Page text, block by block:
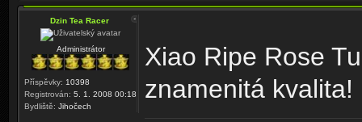
Dzin Tea Racer
Administrátor
Příspěvky: 10398
Registrován: 5. 1. 2008 00:18
Bydliště: Jihočech
Xiao Ripe Rose
znamenitá kvalita!